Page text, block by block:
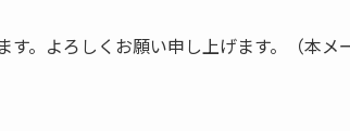
。よろしくお願い申し上げます。（本メ